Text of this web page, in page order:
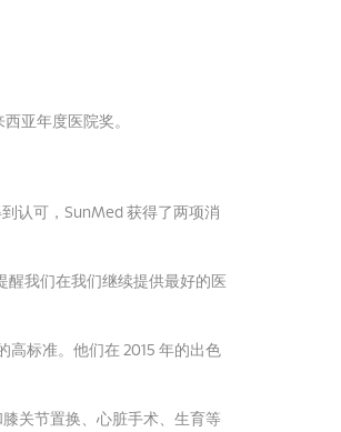
亚年度医院奖。
认可，SunMed 获得了两项消
醒我们在我们继续提供最好的医
高标准。 他们在 2015 年的出色
关节置换、心脏手术、生育等